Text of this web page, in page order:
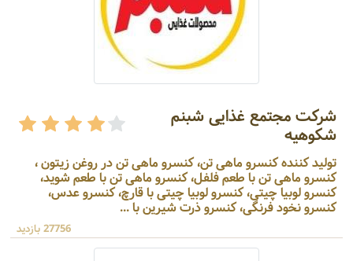
شرکت مجتمع غذایی شبنم
شکوهیه
تولید کننده کنسرو ماهی تن، کنسرو ماهی تن در روغن زیتون ،
کنسرو ماهی تن با طعم فلفل، کنسرو ماهی تن با طعم شوید،
کنسرو لوبیا چیتی، کنسرو لوبیا چیتی با قارچ، کنسرو عدس،
کنسرو نخود فرنگی، کنسرو ذرت شیرین با ...
27756 بازدید